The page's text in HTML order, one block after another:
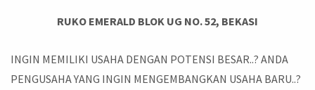
RUKO EMERALD BLOK UG NO. 52, BEKASI
INGIN MEMILIKI USAHA DENGAN POTENSI BESAR..? ANDA
PENGUSAHA YANG INGIN MENGEMBANGKAN USAHA BARU..?